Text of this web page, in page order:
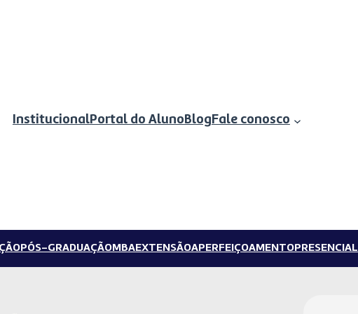
InstitucionalPortal do AlunoBlogFale conosco
PÓS-GRADUAÇÃOMBAEXTENSÃOAPERFEIÇOAMENTOPRESENCIAL